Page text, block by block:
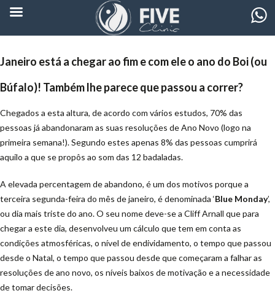
Janeiro está a chegar ao fim e com ele o ano do Boi (ou
Búfalo)! Também lhe parece que passou a correr?
Chegados a esta altura, de acordo com vários estudos, 70% das
pessoas já abandonaram as suas resoluções de Ano Novo (logo na
primeira semana!). Segundo estes apenas 8% das pessoas cumprirá
aquilo a que se propôs ao som das 12 badaladas.
A elevada percentagem de abandono, é um dos motivos porque a
terceira segunda-feira do mês de janeiro, é denominada ‘Blue Monday’,
ou dia mais triste do ano. O seu nome deve-se a Cliff Arnall que para
chegar a este dia, desenvolveu um cálculo que tem em conta as
condições atmosféricas, o nível de endividamento, o tempo que passou
desde o Natal, o tempo que passou desde que começaram a falhar as
resoluções de ano novo, os níveis baixos de motivação e a necessidade
de tomar decisões.